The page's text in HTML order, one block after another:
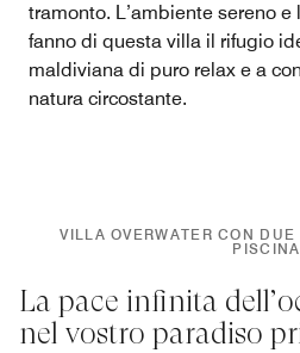
tramonto. L’ambiente sereno
fanno di questa villa il rifugio
maldiviana di puro relax e a
natura circostante.
VILLA OVERWATER CON
PISCINA
La pace infinita
nel vostro paradiso